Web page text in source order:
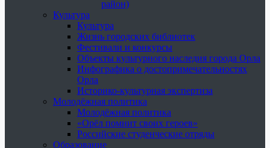
район)
Культура
Культура
Жизнь городских библиотек
Фестивали и конкурсы
Объекты культурного наследия города Орла
Инфографика о достопримечательностях
Орла
Историко-культурная экспертиза
Молодёжная политика
Молодёжная политика
«Орёл помнит своих героев»
Российские студенческие отряды
Образование